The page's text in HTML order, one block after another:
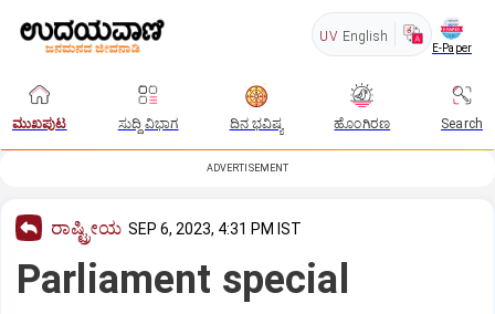
UV English
E-Paper
ಮುಖಪುಟ ಸುದ್ದಿ ವಿಭಾಗ ದಿನ ಭವಿಷ್ಯ ಹೊಂಗಿರಣ Search
ADVERTISEMENT
ರಾಷ್ಟ್ರೀಯ SEP 6, 2023, 4:31 PM IST
Parliament special